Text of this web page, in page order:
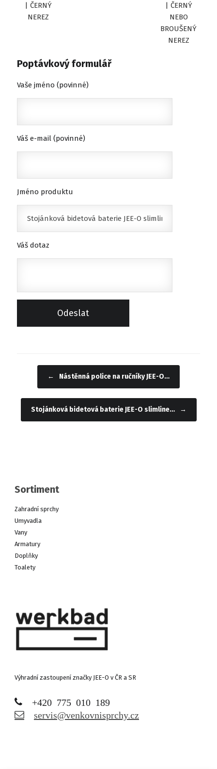
| ČERNÝ
NEREZ
| ČERNÝ
NEBO
BROUŠENÝ
NEREZ
Poptávkový formulář
Vaše jméno (povinné)
Váš e-mail (povinné)
Jméno produktu
Váš dotaz
Navigace příspěvku
← Nástěnná police na ručníky JEE-O…
Stojánková bidetová baterie JEE-O slimline… →
Sortiment
Zahradní sprchy
Umyvadla
Vany
Armatury
Doplňky
Toalety
Výhradní zastoupení značky JEE-O v ČR a SR
+420 775 010 189
servis@venkovnisprchy.cz